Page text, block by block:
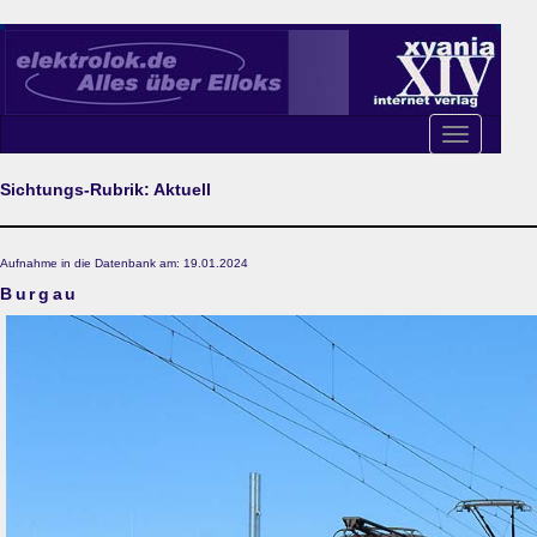
Toggle
navigation
Sichtungs-Rubrik: Aktuell
Aufnahme in die Datenbank am: 19.01.2024
Burgau